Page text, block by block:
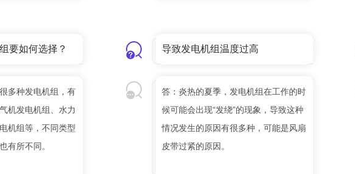
要如何选择？
多种发电机组，有
机发电机组、水力
机组等，不同类型
有所不同。
导致发电机组温度过高
答：炎热的夏季，发电机组在工作的时
候可能会出现“发绕”的现象，导致这种
情况发生的原因有很多种，可能是风扇
皮带过紧的原因。